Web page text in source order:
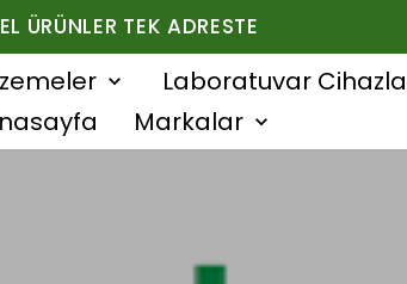
ÜRÜNLER TEK ADRESTE
Laboratuvar
Markalar